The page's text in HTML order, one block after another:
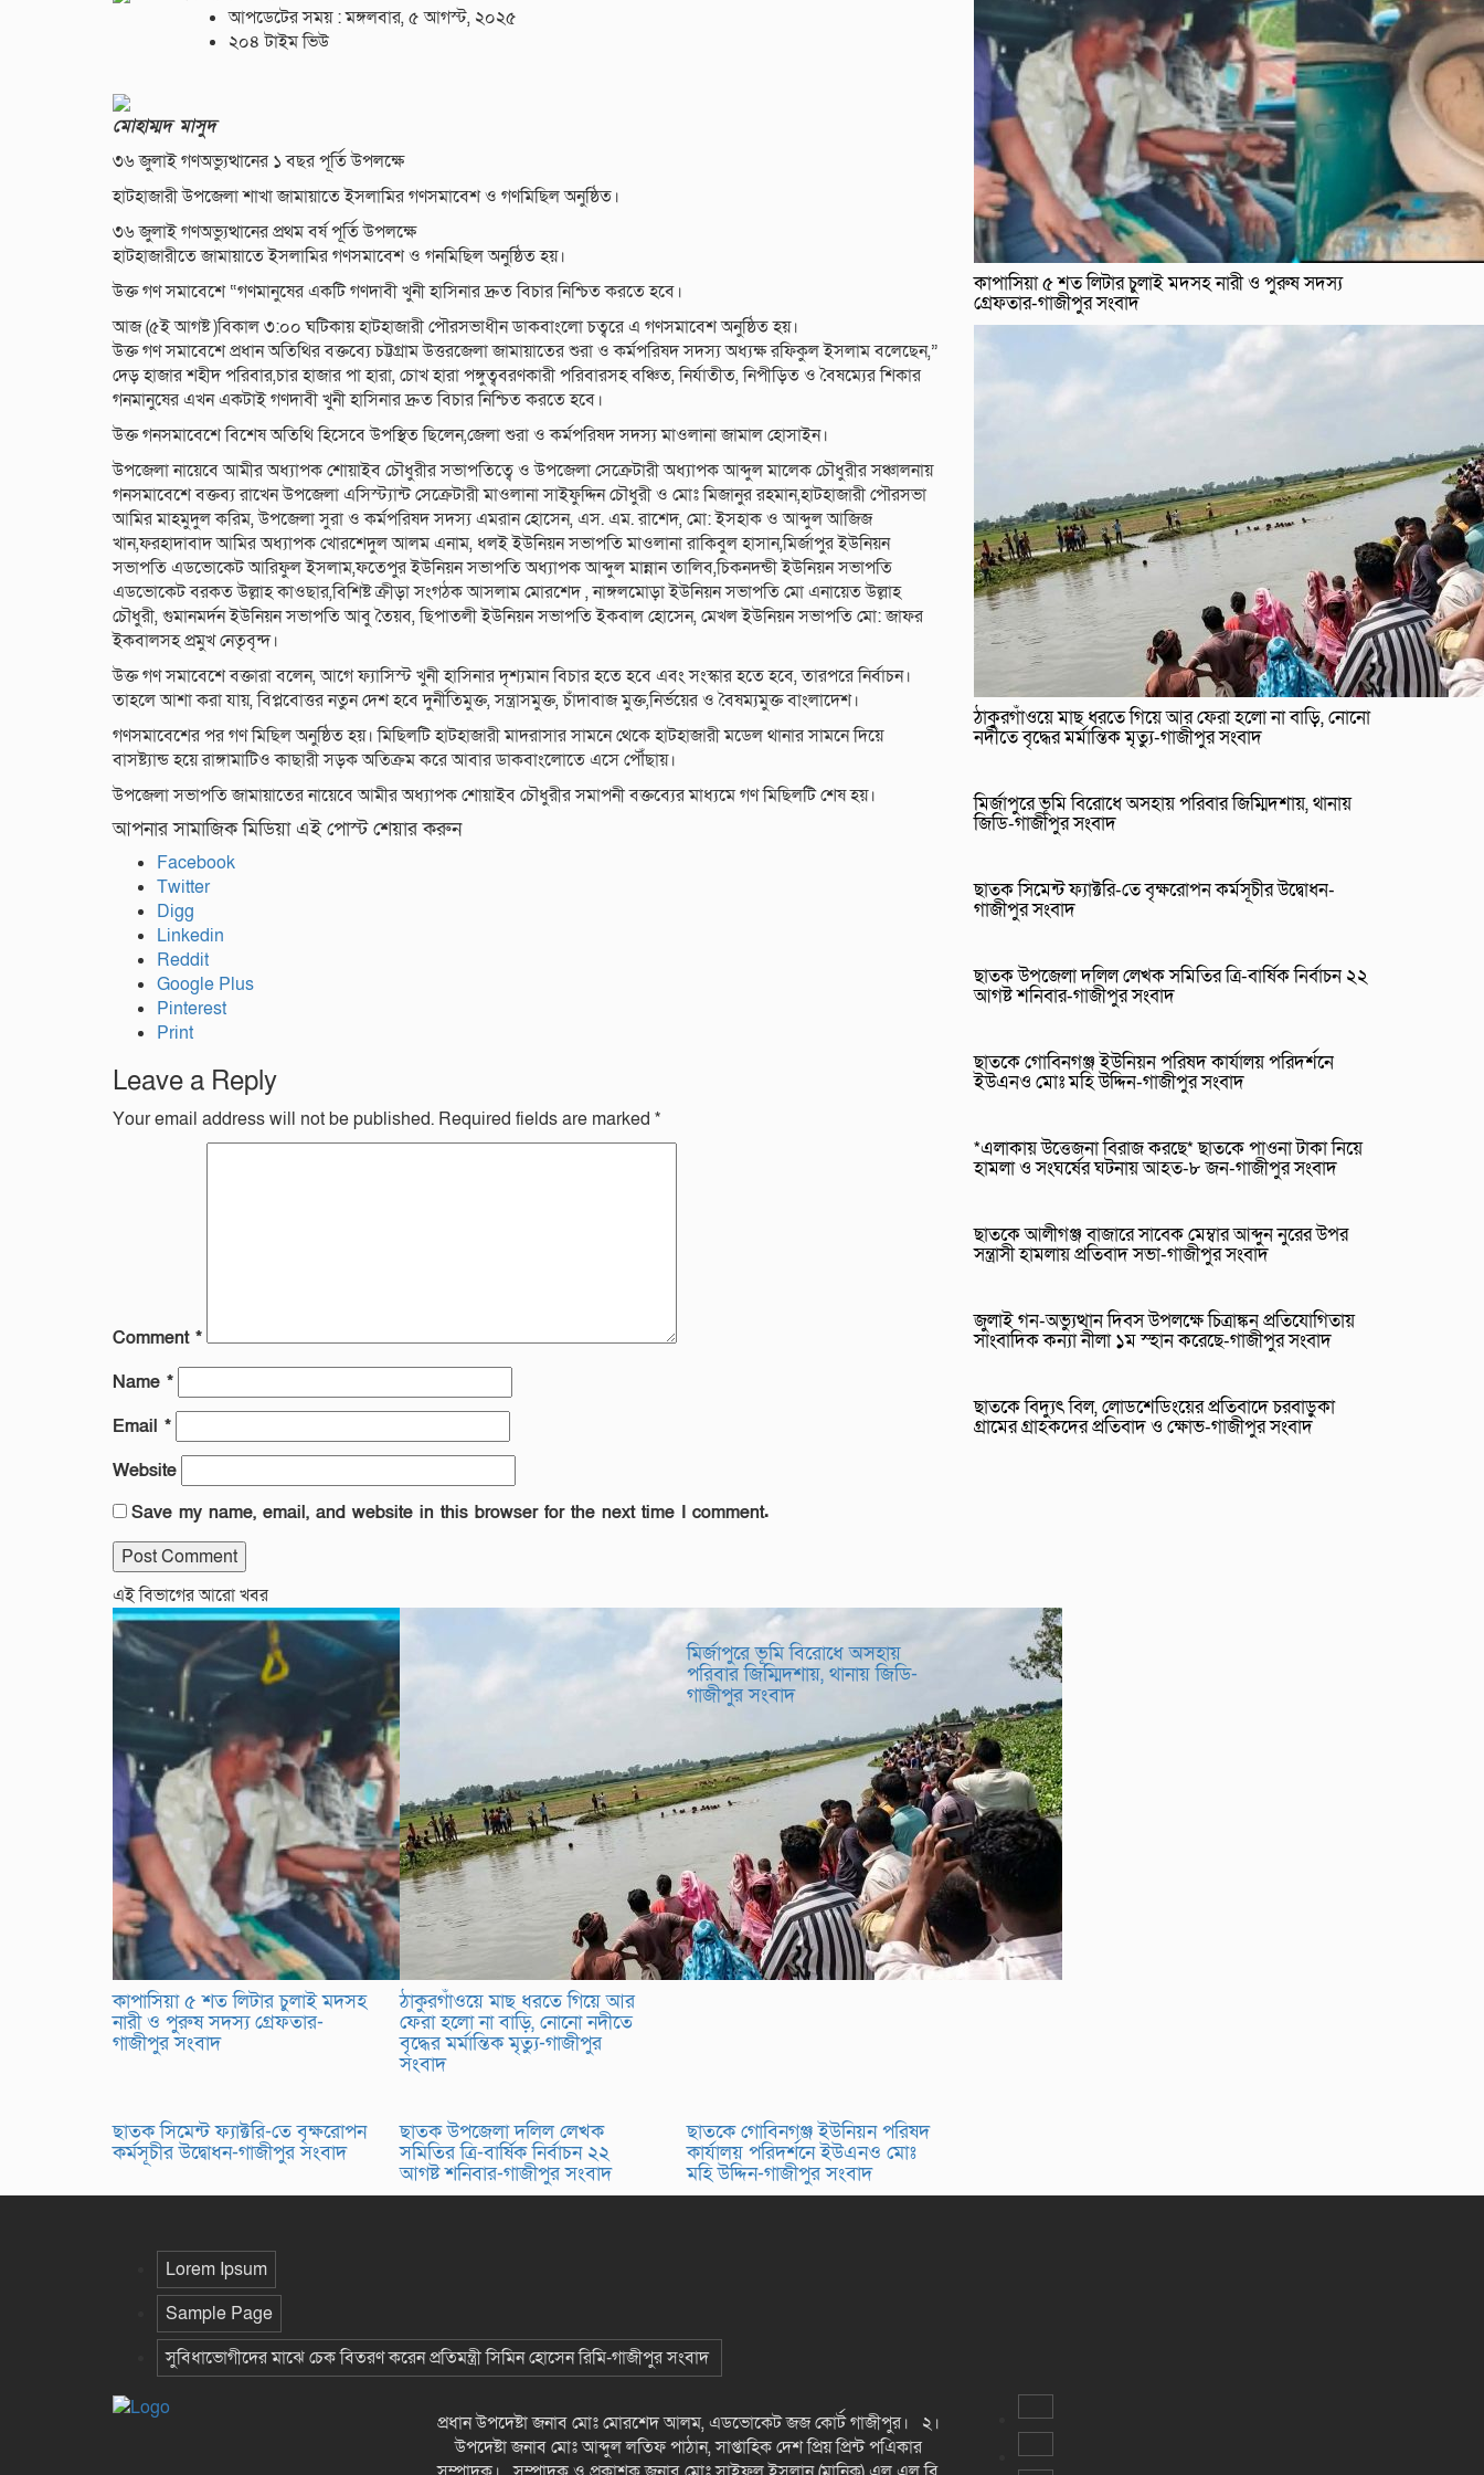
আপডেটের সময় : মঙ্গলবার, ৫ আগস্ট, ২০২৫
২০৪ টাইম ভিউ
মোহাম্মদ মাসুদ
৩৬ জুলাই গণঅভ্যুত্থানের ১ বছর পূর্তি উপলক্ষে
হাটহাজারী উপজেলা শাখা জামায়াতে ইসলামির গণসমাবেশ ও গণমিছিল অনুষ্ঠিত।
৩৬ জুলাই গণঅভ্যুত্থানের প্রথম বর্ষ পূর্তি উপলক্ষে
হাটহাজারীতে জামায়াতে ইসলামির গণসমাবেশ ও গনমিছিল অনুষ্ঠিত হয়।
উক্ত গণ সমাবেশে “গণমানুষের একটি গণদাবী খুনী হাসিনার দ্রুত বিচার নিশ্চিত করতে হবে।
আজ (৫ই আগষ্ট )বিকাল ৩:০০ ঘটিকায় হাটহাজারী পৌরসভাধীন ডাকবাংলো চত্বরে এ গণসমাবেশ অনুষ্ঠিত হয়।
উক্ত গণ সমাবেশে প্রধান অতিথির বক্তব্যে চট্টগ্রাম উত্তরজেলা জামায়াতের শুরা ও কর্মপরিষদ সদস্য অধ্যক্ষ রফিকুল ইসলাম বলেছেন,”
দেড় হাজার শহীদ পরিবার,চার হাজার পা হারা, চোখ হারা পঙ্গুত্ববরণকারী পরিবারসহ বঞ্চিত, নির্যাতীত, নিপীড়িত ও বৈষম্যের শিকার
গনমানুষের এখন একটাই গণদাবী খুনী হাসিনার দ্রুত বিচার নিশ্চিত করতে হবে।
উক্ত গনসমাবেশে বিশেষ অতিথি হিসেবে উপস্থিত ছিলেন,জেলা শুরা ও কর্মপরিষদ সদস্য মাওলানা জামাল হোসাইন।
উপজেলা নায়েবে আমীর অধ্যাপক শোয়াইব চৌধুরীর সভাপতিত্বে ও উপজেলা সেক্রেটারী অধ্যাপক আব্দুল মালেক চৌধুরীর সঞ্চালনায়
গনসমাবেশে বক্তব্য রাখেন উপজেলা এসিস্ট্যান্ট সেক্রেটারী মাওলানা সাইফুদ্দিন চৌধুরী ও মোঃ মিজানুর রহমান,হাটহাজারী পৌরসভা
আমির মাহমুদুল করিম, উপজেলা সুরা ও কর্মপরিষদ সদস্য এমরান হোসেন, এস. এম. রাশেদ, মো: ইসহাক ও আব্দুল আজিজ
খান,ফরহাদাবাদ আমির অধ্যাপক খোরশেদুল আলম এনাম, ধলই ইউনিয়ন সভাপতি মাওলানা রাকিবুল হাসান,মির্জাপুর ইউনিয়ন
সভাপতি এডভোকেট আরিফুল ইসলাম,ফতেপুর ইউনিয়ন সভাপতি অধ্যাপক আব্দুল মান্নান তালিব,চিকনদন্ডী ইউনিয়ন সভাপতি
এডভোকেট বরকত উল্লাহ কাওছার,বিশিষ্ট ক্রীড়া সংগঠক আসলাম মোরশেদ , নাঙ্গলমোড়া ইউনিয়ন সভাপতি মো এনায়েত উল্লাহ
চৌধুরী, গুমানমর্দন ইউনিয়ন সভাপতি আবু তৈয়ব, ছিপাতলী ইউনিয়ন সভাপতি ইকবাল হোসেন, মেখল ইউনিয়ন সভাপতি মো: জাফর
ইকবালসহ প্রমুখ নেতৃবৃন্দ।
উক্ত গণ সমাবেশে বক্তারা বলেন, আগে ফ্যাসিস্ট খুনী হাসিনার দৃশ্যমান বিচার হতে হবে এবং সংস্কার হতে হবে, তারপরে নির্বাচন।
তাহলে আশা করা যায়, বিপ্লবোত্তর নতুন দেশ হবে দুর্নীতিমুক্ত, সন্ত্রাসমুক্ত, চাঁদাবাজ মুক্ত,নির্ভয়ের ও বৈষম্যমুক্ত বাংলাদেশ।
গণসমাবেশের পর গণ মিছিল অনুষ্ঠিত হয়। মিছিলটি হাটহাজারী মাদরাসার সামনে থেকে হাটহাজারী মডেল থানার সামনে দিয়ে
বাসষ্ট্যান্ড হয়ে রাঙ্গামাটিও কাছারী সড়ক অতিক্রম করে আবার ডাকবাংলোতে এসে পৌঁছায়।
উপজেলা সভাপতি জামায়াতের নায়েবে আমীর অধ্যাপক শোয়াইব চৌধুরীর সমাপনী বক্তব্যের মাধ্যমে গণ মিছিলটি শেষ হয়।
আপনার সামাজিক মিডিয়া এই পোস্ট শেয়ার করুন
Facebook
Twitter
Digg
Linkedin
Reddit
Google Plus
Pinterest
Print
Leave a Reply
Your email address will not be published. Required fields are marked *
Comment *
Name *
Email *
Website
Save my name, email, and website in this browser for the next time I comment.
এই বিভাগের আরো খবর
কাপাসিয়া ৫ শত লিটার চুলাই মদসহ
নারী ও পুরুষ সদস্য গ্রেফতার-
গাজীপুর সংবাদ
ঠাকুরগাঁওয়ে মাছ ধরতে গিয়ে আর
ফেরা হলো না বাড়ি, নোনো নদীতে
বৃদ্ধের মর্মান্তিক মৃত্যু-গাজীপুর
সংবাদ
মির্জাপুরে ভূমি বিরোধে অসহায়
পরিবার জিম্মিদশায়, থানায় জিডি-
গাজীপুর সংবাদ
ছাতক সিমেন্ট ফ্যাক্টরি-তে বৃক্ষরোপন
কর্মসূচীর উদ্বোধন-গাজীপুর সংবাদ
ছাতক উপজেলা দলিল লেখক
সমিতির ত্রি-বার্ষিক নির্বাচন ২২
আগষ্ট শনিবার-গাজীপুর সংবাদ
ছাতকে গোবিনগঞ্জ ইউনিয়ন পরিষদ
কার্যালয় পরিদর্শনে ইউএনও মোঃ
মহি উদ্দিন-গাজীপুর সংবাদ
কাপাসিয়া ৫ শত লিটার চুলাই মদসহ নারী ও পুরুষ সদস্য
গ্রেফতার-গাজীপুর সংবাদ
ঠাকুরগাঁওয়ে মাছ ধরতে গিয়ে আর ফেরা হলো না বাড়ি, নোনো
নদীতে বৃদ্ধের মর্মান্তিক মৃত্যু-গাজীপুর সংবাদ
মির্জাপুরে ভূমি বিরোধে অসহায় পরিবার জিম্মিদশায়, থানায়
জিডি-গাজীপুর সংবাদ
ছাতক সিমেন্ট ফ্যাক্টরি-তে বৃক্ষরোপন কর্মসূচীর উদ্বোধন-
গাজীপুর সংবাদ
ছাতক উপজেলা দলিল লেখক সমিতির ত্রি-বার্ষিক নির্বাচন ২২
আগষ্ট শনিবার-গাজীপুর সংবাদ
ছাতকে গোবিনগঞ্জ ইউনিয়ন পরিষদ কার্যালয় পরিদর্শনে
ইউএনও মোঃ মহি উদ্দিন-গাজীপুর সংবাদ
*এলাকায় উত্তেজনা বিরাজ করছে* ছাতকে পাওনা টাকা নিয়ে
হামলা ও সংঘর্ষের ঘটনায় আহত-৮ জন-গাজীপুর সংবাদ
ছাতকে আলীগঞ্জ বাজারে সাবেক মেম্বার আব্দুন নুরের উপর
সন্ত্রাসী হামলায় প্রতিবাদ সভা-গাজীপুর সংবাদ
জুলাই গন-অভ্যুত্থান দিবস উপলক্ষে চিত্রাঙ্কন প্রতিযোগিতায়
সাংবাদিক কন্যা নীলা ১ম স্হান করেছে-গাজীপুর সংবাদ
ছাতকে বিদ্যুৎ বিল, লোডশেডিংয়ের প্রতিবাদে চরবাড়ুকা
গ্রামের গ্রাহকদের প্রতিবাদ ও ক্ষোভ-গাজীপুর সংবাদ
Lorem Ipsum
Sample Page
সুবিধাভোগীদের মাঝে চেক বিতরণ করেন প্রতিমন্ত্রী সিমিন হোসেন রিমি-গাজীপুর সংবাদ
প্রধান উপদেষ্টা জনাব মোঃ মোরশেদ আলম, এডভোকেট জজ কোর্ট গাজীপুর। ২।
উপদেষ্টা জনাব মোঃ আব্দুল লতিফ পাঠান, সাপ্তাহিক দেশ প্রিয় প্রিন্ট পএিকার